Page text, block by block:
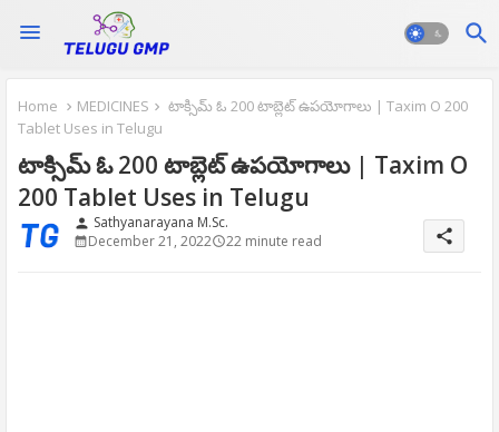
Home MEDICINES
టాక్సిమ్ ఓ 200 టాబ్లెట్ ఉపయోగాలు | Taxim O 200
Tablet Uses in Telugu
టాక్సిమ్ ఓ 200 టాబ్లెట్ ఉపయోగాలు | Taxim O
200 Tablet Uses in Telugu
person Sathyanarayana M.Sc.
December 21, 2022
22 minute read share